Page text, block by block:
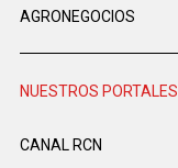
AGRONEGOCIOS
NUESTROS PORTALES
CANAL RCN